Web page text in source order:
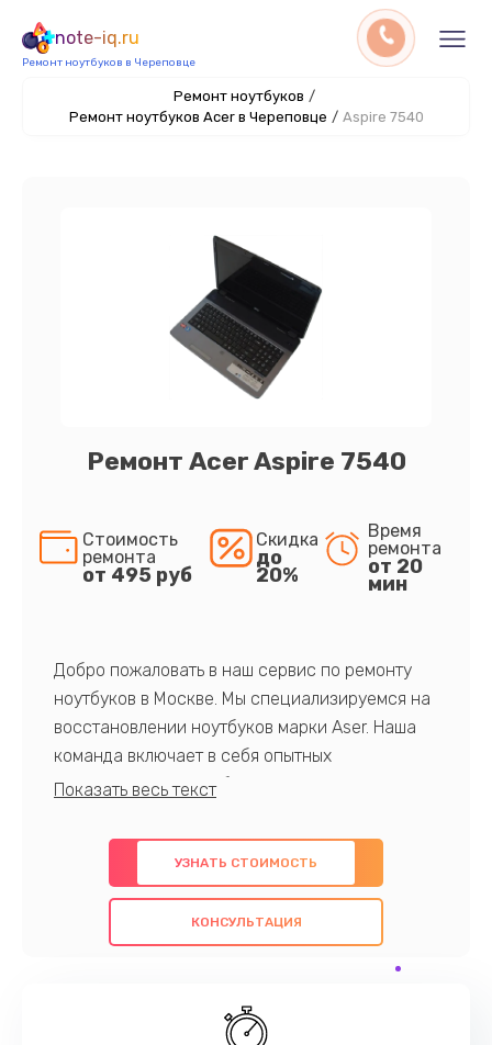
note-iq.ru
Ремонт ноутбуков в Череповце
Ремонт ноутбуков /
Ремонт ноутбуков Acer в Череповце / Aspire 7540
Ремонт Acer Aspire 7540
Стоимость
ремонта
от 495 руб
Скидка
до
20%
Время
ремонта
от 20
мин
Добро пожаловать в наш сервис по ремонту
ноутбуков в Москве. Мы специализируемся на
восстановлении ноутбуков марки Aser. Наша
команда включает в себя опытных
профессионалов с обширными знаниями и
предлагаем быстрый и качественный ремонт с
использованием оригинальных компонентов, а
также гарантируем качество всех
проведенных работ. Наша цель - предоставить
наилучшим образом. Не медлите записаться на
УЗНАТЬ СТОИМОСТЬ
КОНСУЛЬТАЦИЯ